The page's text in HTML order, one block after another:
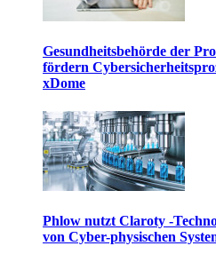
Gesundheitsbehörde der
fördern
xDome
Phlow nutzt Claroty -
von Cyber-physischen